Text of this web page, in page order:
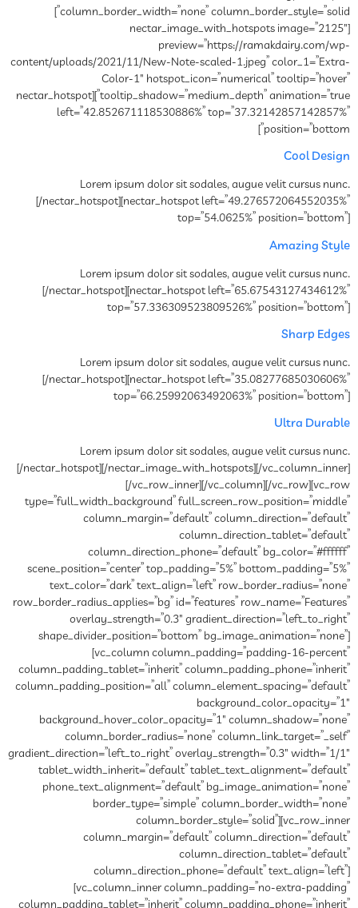
column_border_width=”none” column_border_style=”solid”]
[nectar_image_with_hotspots image=”2125″
preview=”https://ramakdairy.com/wp-
content/uploads/2021/11/New-Note-scaled-1.jpeg” color_1=”Extra-
Color-1″ hotspot_icon=”numerical” tooltip=”hover”
tooltip_shadow=”medium_depth” animation=”true”][nectar_hotspot
left=”42.852671118530886%” top=”37.32142857142857%”
position=”bottom”]
Cool Design
Lorem ipsum dolor sit sodales, augue velit cursus nunc.
[/nectar_hotspot][nectar_hotspot left=”49.276572064552035%”
top=”54.0625%” position=”bottom”]
Amazing Style
Lorem ipsum dolor sit sodales, augue velit cursus nunc.
[/nectar_hotspot][nectar_hotspot left=”65.67543127434612%”
top=”57.336309523809526%” position=”bottom”]
Sharp Edges
Lorem ipsum dolor sit sodales, augue velit cursus nunc.
[/nectar_hotspot][nectar_hotspot left=”35.08277685030606%”
top=”66.25992063492063%” position=”bottom”]
Ultra Durable
Lorem ipsum dolor sit sodales, augue velit cursus nunc.
[/nectar_hotspot][/nectar_image_with_hotspots][/vc_column_inner]
[/vc_row_inner][/vc_column][/vc_row][vc_row
type=”full_width_background” full_screen_row_position=”middle”
column_margin=”default” column_direction=”default”
column_direction_tablet=”default”
column_direction_phone=”default” bg_color=”#ffffff”
scene_position=”center” top_padding=”5%” bottom_padding=”5%”
text_color=”dark” text_align=”left” row_border_radius=”none”
row_border_radius_applies=”bg” id=”features” row_name=”Features”
overlay_strength=”0.3″ gradient_direction=”left_to_right”
shape_divider_position=”bottom” bg_image_animation=”none”]
[vc_column column_padding=”padding-16-percent”
column_padding_tablet=”inherit” column_padding_phone=”inherit”
column_padding_position=”all” column_element_spacing=”default”
background_color_opacity=”1″
background_hover_color_opacity=”1″ column_shadow=”none”
column_border_radius=”none” column_link_target=”_self”
gradient_direction=”left_to_right” overlay_strength=”0.3″ width=”1/1″
tablet_width_inherit=”default” tablet_text_alignment=”default”
phone_text_alignment=”default” bg_image_animation=”none”
border_type=”simple” column_border_width=”none”
column_border_style=”solid”][vc_row_inner
column_margin=”default” column_direction=”default”
column_direction_tablet=”default”
column_direction_phone=”default” text_align=”left”]
[vc_column_inner column_padding=”no-extra-padding”